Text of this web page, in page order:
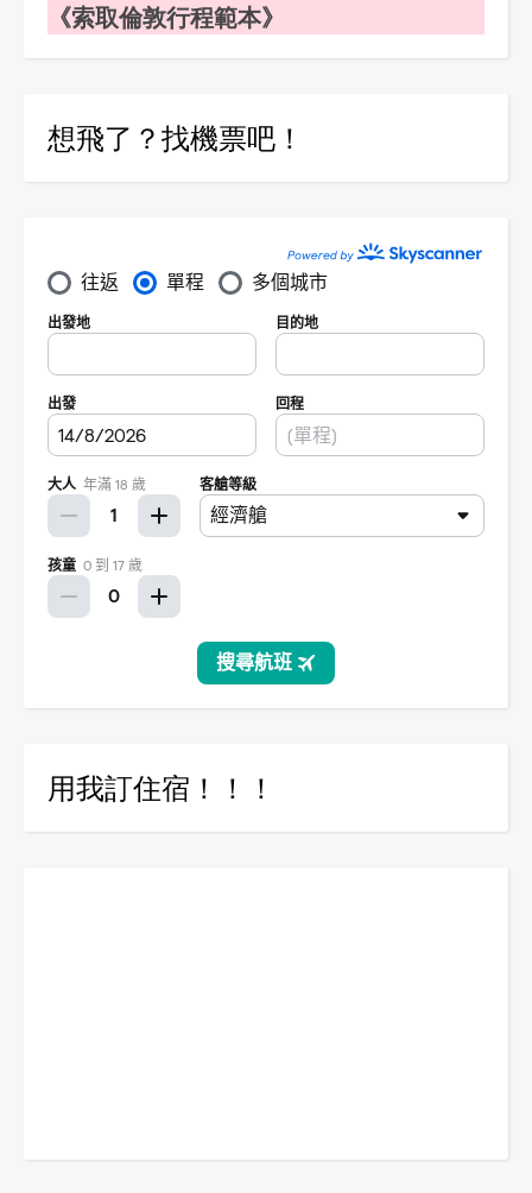
《索取倫敦行程範本》
想飛了？找機票吧！
用我訂住宿！！！